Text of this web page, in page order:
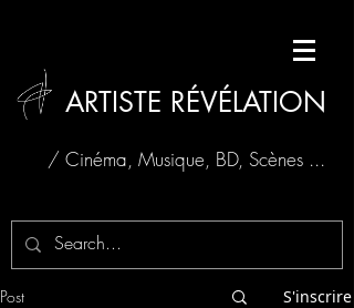
ARTISTE RÉVÉLATION
/ Cinéma, Musique, BD, Scènes ...
Post S'inscrire